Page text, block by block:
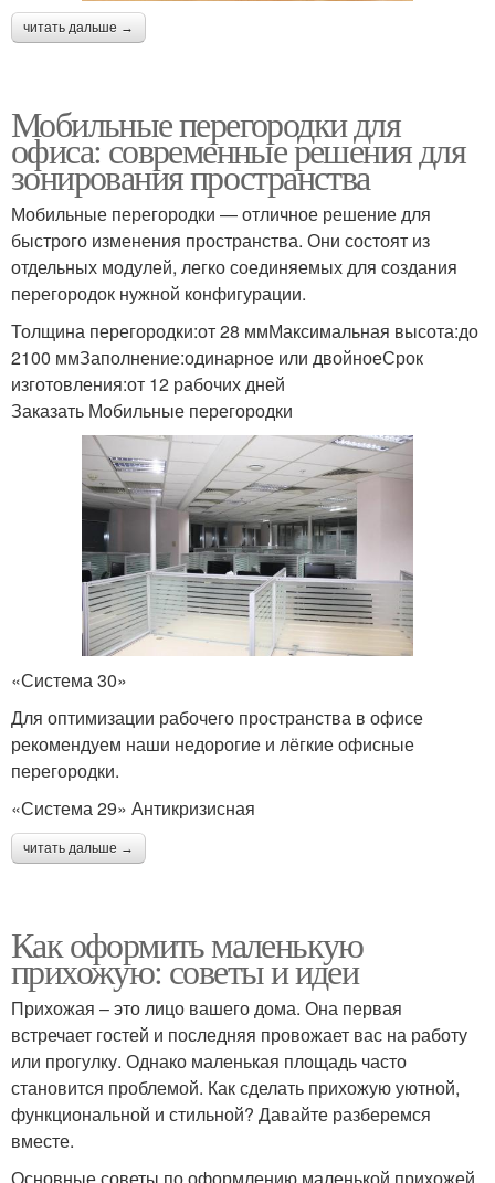
читать дальше →
Мобильные перегородки для
офиса: современные решения для
зонирования пространства
Мобильные перегородки — отличное решение для
быстрого изменения пространства. Они состоят из
отдельных модулей, легко соединяемых для создания
перегородок нужной конфигурации.
Толщина перегородки:от 28 ммМаксимальная высота:до
2100 ммЗаполнение:одинарное или двойноеСрок
изготовления:от 12 рабочих дней
Заказать Мобильные перегородки
«Система 30»
Для оптимизации рабочего пространства в офисе
рекомендуем наши недорогие и лёгкие офисные
перегородки.
«Система 29» Антикризисная
читать дальше →
Как оформить маленькую
прихожую: советы и идеи
Прихожая – это лицо вашего дома. Она первая
встречает гостей и последняя провожает вас на работу
или прогулку. Однако маленькая площадь часто
становится проблемой. Как сделать прихожую уютной,
функциональной и стильной? Давайте разберемся
вместе.